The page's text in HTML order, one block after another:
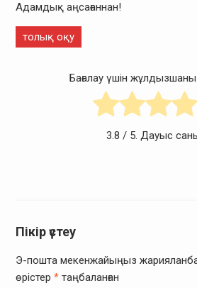
Адамдық аңсағаннан!
толық оқу
Бағалау үшін
3.8 / 5. Дауыс
Пікір үстеу
Э-пошта мекенжайыңыз
өрістер *таңбаланған